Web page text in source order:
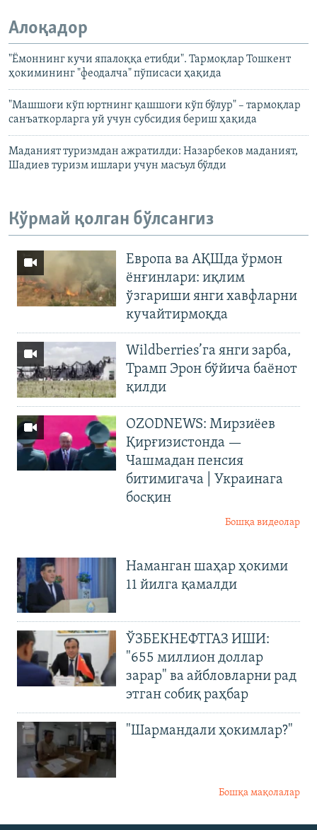
Алоқадор
"Ёмоннинг кучи япалоққа етибди". Тармоқлар Тошкент
ҳокимининг "феодалча" пўписаси ҳақида
"Машшоғи кўп юртнинг қашшоғи кўп бўлур" – тармоқлар
санъаткорларга уй учун субсидия бериш ҳақида
Маданият туризмдан ажратилди: Назарбеков маданият,
Шадиев туризм ишлари учун масъул бўлди
Кўрмай қолган бўлсангиз
Европа ва АҚШда ўрмон
ёнғинлари: иқлим
ўзгариши янги хавфларни
кучайтирмоқда
Wildberries’га янги зарба,
Трамп Эрон бўйича баёнот
қилди
OZODNEWS: Мирзиёев
Қирғизистонда —
Чашмадан пенсия
битимигача | Украинага
босқин
Бошқа видеолар
Наманган шаҳар ҳокими
11 йилга қамалди
ЎЗБЕКНЕФТГАЗ ИШИ:
"655 миллион доллар
зарар" ва айбловларни рад
этган собиқ раҳбар
"Шармандали ҳокимлар?"
Бошқа мақолалар